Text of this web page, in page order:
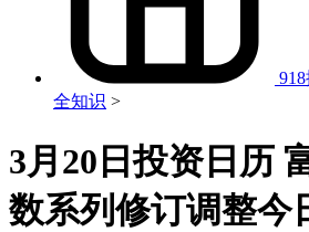
全知识 >
3月20日投资日历
数系列修订调整今